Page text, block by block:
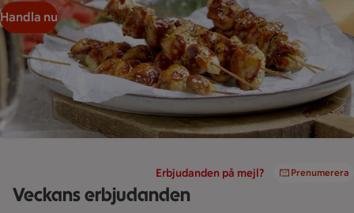
Handla nu
Erbjudanden på mejl? Prenumerera
Veckans erbjudanden